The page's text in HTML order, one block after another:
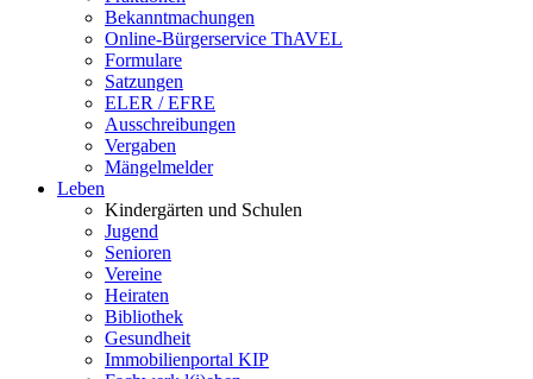
Bekanntmachungen
Online-Bürgerservice ThAVEL
Formulare
Satzungen
ELER / EFRE
Ausschreibungen
Vergaben
Mängelmelder
Leben
Kindergärten und Schulen
Jugend
Senioren
Vereine
Heiraten
Bibliothek
Gesundheit
Immobilienportal KIP